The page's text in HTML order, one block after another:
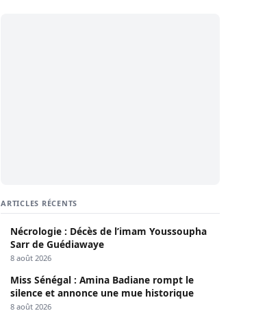
recadre Babacar Gaye
ARTICLES RÉCENTS
Nécrologie : Décès de l’imam Youssoupha
Sarr de Guédiawaye
8 août 2026
Miss Sénégal : Amina Badiane rompt le
silence et annonce une mue historique
8 août 2026